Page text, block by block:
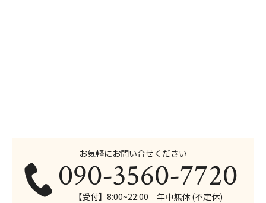
お気軽にお問い合せください
090-3560-7720
【受付】8:00~22:00 年中無休 (不定休)